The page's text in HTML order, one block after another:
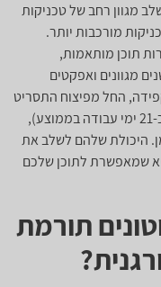
מגוון רחב של טכניקות
מורכבות יותר.
תוכן מותאמות,
מגוונים ואפקטים
החל מפיצוח התסריט
(שבוע עד שבועיים) ועד להשלמת הסרטון (כ-21 ימי עבודה בממוצע),
היכולת שלהם לשלב את
שמאפשרת לתוכן שלכם
תורמת